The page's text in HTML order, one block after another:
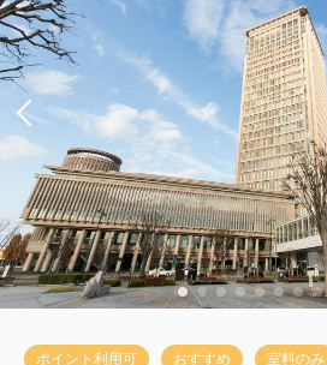
ポイント利用可 おすすめ 室料のみ